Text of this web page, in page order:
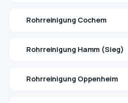
Rohrreinigung Cochem
Rohrreinigung Hamm (Sieg)
Rohrreinigung Oppenheim